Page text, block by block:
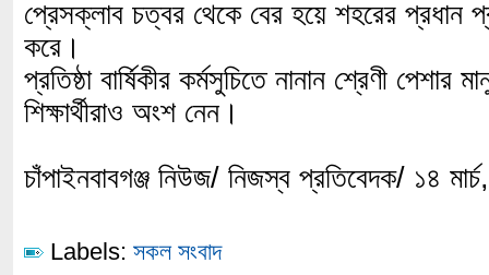
প্রেসক্লাব চত্বর থেকে বের হয়ে শহরের প্রধান
করে।
প্রতিষ্ঠা বার্ষিকীর কর্মসুচিতে নানান শ্রেণী পেশার
শিক্ষার্থীরাও অংশ নেন।
চাঁপাইনবাবগঞ্জ নিউজ/ নিজস্ব প্রতিবেদক/ ১৪
Labels: সকল সংবাদ